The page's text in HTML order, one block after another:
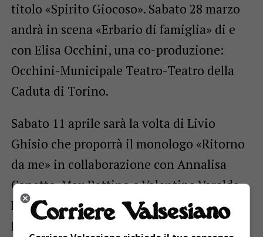
titolo «Spirito Giocoso». Sabato 28 marzo
andrà in scena «Erbario di famiglia» di e
con Elisa Occhini, una co-produzione:
Occhini-Municipale Teatro-Teatro della
Caduta di Torino.
Sabato 11 aprile sarà la volta di Livio
Ghisio che proporrà il monologo «Ritorno
da me» in collaborazione con Annalisa
Canetto, Max Bottino e Valentina Varalda,
Produzione: ArteinScacco-Teatro di
Dioniso di Vercelli. Sabato 25 aprile